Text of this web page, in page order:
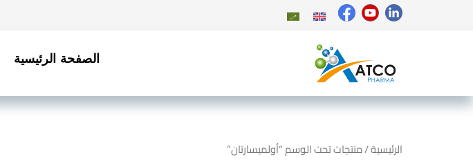
الصفحة الرئيسية
الرئيسية/ منتجات تحت الوسم “أولميسارتان”